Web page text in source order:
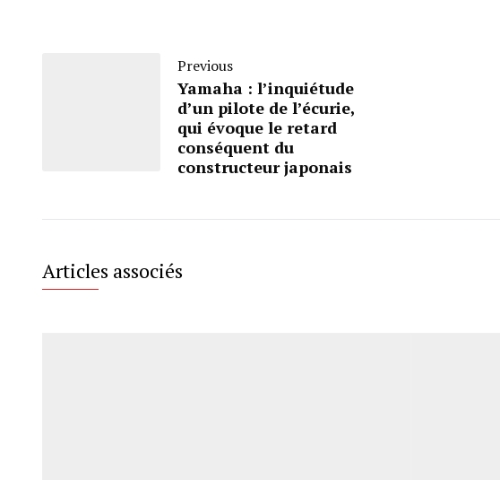
Previous
Yamaha : l’inquiétude
d’un pilote de l’écurie,
qui évoque le retard
conséquent du
constructeur japonais
Articles associés